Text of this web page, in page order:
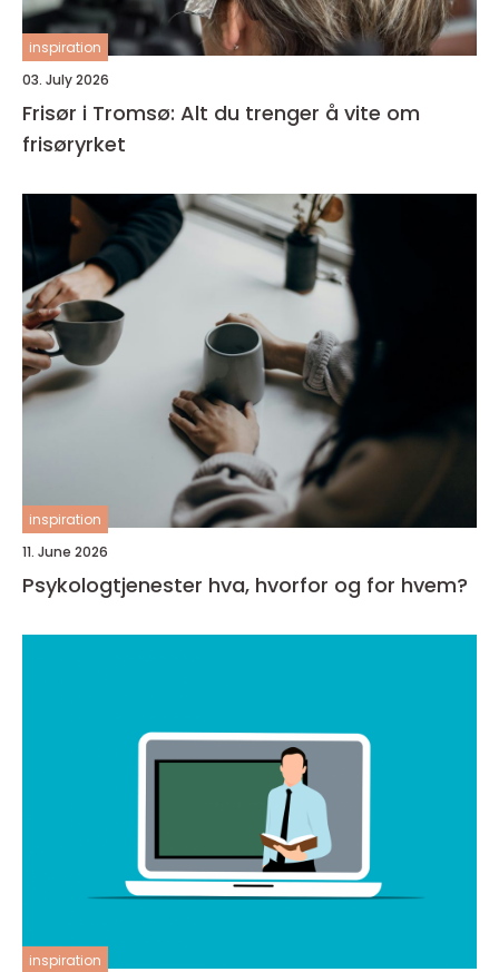
inspiration
03. July 2026
Frisør i Tromsø: Alt du trenger å vite om
frisøryrket
inspiration
11. June 2026
Psykologtjenester hva, hvorfor og for hvem?
inspiration